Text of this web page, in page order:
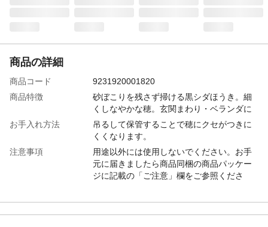
商品の詳細
商品コード
9231920001820
商品特徴
砂ぼこりを残さず掃ける黒シダほうき。細
くしなやかな穂。玄関まわり・ベランダに
お手入れ方法
吊るして保管することで穂にクセがつきに
くくなります。
注意事項
用途以外には使用しないでください。お手
元に届きましたら商品同梱の商品パッケー
ジに記載の「ご注意」欄をご参照くださ
カラー
グレー